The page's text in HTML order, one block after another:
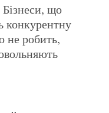
Бізнеси, що
не робить,